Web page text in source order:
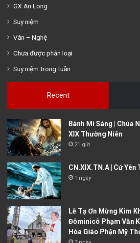
GX An Long
Suy niệm
Văn – Nghệ
Chưa được phân loại
Suy niệm trong tuần
Recent
Bánh Mì Sáng | Chúa
XIX Thường Niên
21 giờ
CN.XIX.TN.A | Cứ Yên
1 ngày
Lễ Tạ Ơn Mừng Kim
Đôminicô Phạm Văn
Hòa Giáo Phận Mỹ